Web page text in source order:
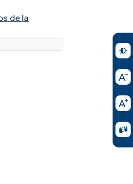
de la